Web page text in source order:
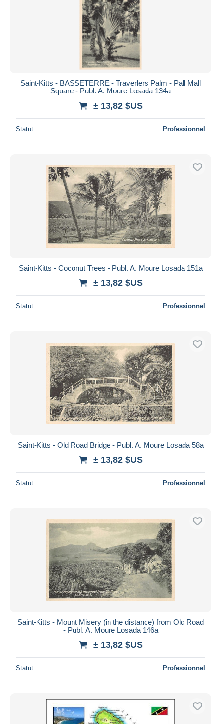
Saint-Kitts - BASSETERRE - Traverlers Palm - Pall Mall
Square - Publ. A. Moure Losada 134a
± 13,82 $US
Statut Professionnel
Saint-Kitts - Coconut Trees - Publ. A. Moure Losada 151a
± 13,82 $US
Statut Professionnel
Saint-Kitts - Old Road Bridge - Publ. A. Moure Losada 58a
± 13,82 $US
Statut Professionnel
Saint-Kitts - Mount Misery (in the distance) from Old Road
- Publ. A. Moure Losada 146a
± 13,82 $US
Statut Professionnel